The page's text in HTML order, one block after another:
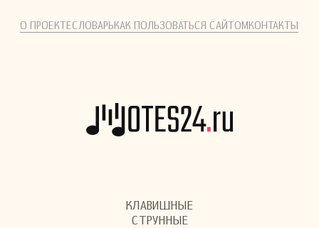
О ПРОЕКТЕСЛОВАРЬКАК ПОЛЬЗОВАТЬСЯ САЙТОМКОНТАКТЫ
КЛАВИШНЫЕ
СТРУННЫЕ